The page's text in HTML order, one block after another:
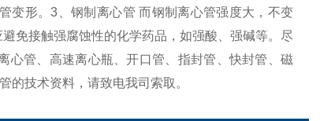
变形。3、钢制离心管 而钢制离心管强度大，不变
免接触强腐蚀性的化学药品，如强酸、强碱等。尽
心管、高速离心瓶、开口管、指封管、快封管、磁
的技术资料，请致电我司索取。